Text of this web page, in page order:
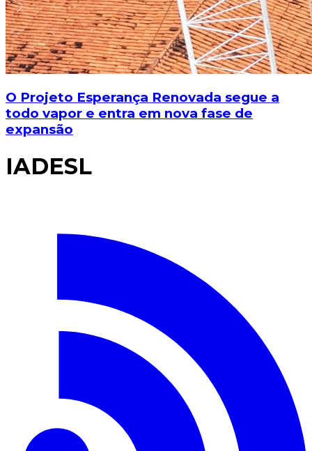
O Projeto Esperança Renovada segue a
todo vapor e entra em nova fase de
expansão
IADESL